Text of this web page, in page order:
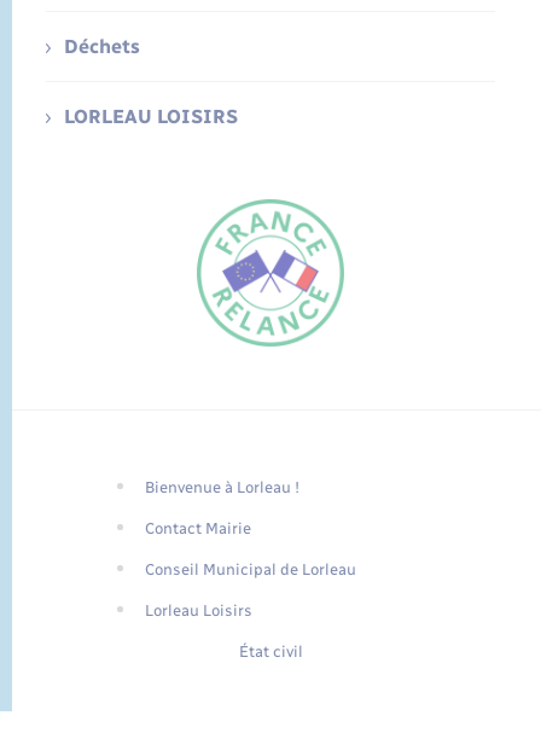
Traduction du
FR
Déchets
LORLEAU LOISIRS
Bienvenue à Lorleau !
Contact Mairie
Conseil Municipal de Lorleau
Lorleau Loisirs
État civil